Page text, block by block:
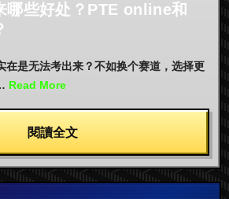
哪些好处？PTE online和
在是无法考出来？不如换个赛道，选择更
Read More
閱讀全文